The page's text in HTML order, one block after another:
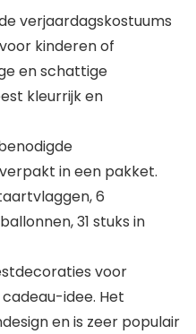
verjaardagskostuums
kinderen of
en schattige
kleurrijk en
in een pakket.
6
31 stuks in
voor
idee. Het
en is zeer populair